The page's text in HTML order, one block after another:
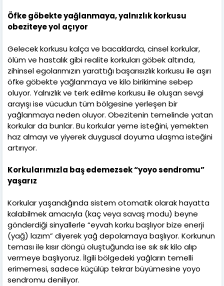
Öfke göbekte yağlanmaya, yalnızlık korkusu
obeziteye yol açıyor
Gelecek korkusu kalça ve bacaklarda, cinsel korkular,
ölüm ve hastalık gibi realite korkuları göbek altında,
zihinsel egolarımızın yarattığı başarısızlık korkusu ile aşırı
öfke göbekte yağlanmaya ve kilo birikimine sebep
oluyor. Yalnızlık ve terk edilme korkusu ile oluşan sevgi
arayışı ise vücudun tüm bölgesine yerleşen bir
yağlanmaya neden oluyor. Obezitenin temelinde yatan
korkular da bunlar. Bu korkular yeme isteğini, yemekten
haz almayı ve yiyerek duygusal doyuma ulaşma isteğini
artırıyor.
Korkularımızla baş edemezsek “yoyo sendromu”
yaşarız
Korkular yaşandığında sistem otomatik olarak hayatta
kalabilmek amacıyla (kaç veya savaş modu) beyne
gönderdiği sinyallerle “eyvah korku başlıyor bize enerji
(yağ) lazım” diyerek yağ depolamaya başlıyor. Korkunun
teması ile kısır döngü oluştuğunda ise sık sık kilo alıp
vermeye başlıyoruz. İlgili bölgedeki yağların temelli
erimemesi, sadece küçülüp tekrar büyümesine yoyo
sendromu deniliyor.